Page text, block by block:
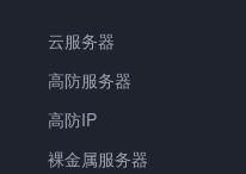
云服务器
高防服务器
高防IP
裸金属服务器